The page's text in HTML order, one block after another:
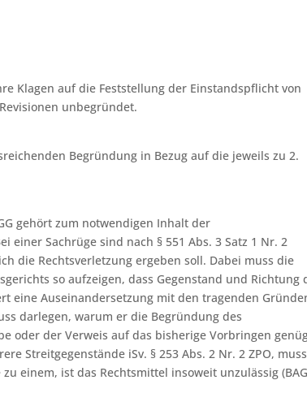
Klagen auf die Feststellung der Einstandspflicht von
unbegründet.
Begründung in Bezug auf die jeweils zu 2.
gehört zum notwendigen Inhalt der
einer Sachrüge sind nach § 551 Abs. 3 Satz 1 Nr. 2
die Rechtsverletzung ergeben soll. Dabei muss die
so aufzeigen, dass Gegenstand und Richtung
eine Auseinandersetzung mit den tragenden
darlegen, warum er die Begründung des
oder der Verweis auf das bisherige Vorbringen
Streitgegenstände iSv. § 253 Abs. 2 Nr. 2 ZPO,
einem, ist das Rechtsmittel insoweit unzulässig (BAG